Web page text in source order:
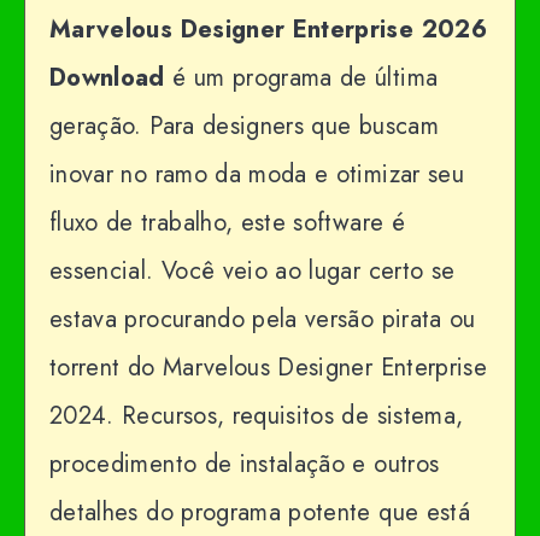
Marvelous Designer Enterprise 2026
Download é um programa de última
geração. Para designers que buscam
inovar no ramo da moda e otimizar seu
fluxo de trabalho, este software é
essencial. Você veio ao lugar certo se
estava procurando pela versão pirata ou
torrent do Marvelous Designer Enterprise
2024. Recursos, requisitos de sistema,
procedimento de instalação e outros
detalhes do programa potente que está